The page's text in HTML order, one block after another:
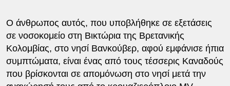
Ο άνθρωπος αυτός, που υποβλήθηκε σε εξετάσεις
σε νοσοκομείο στη Βικτώρια της Βρετανικής
Κολομβίας, στο νησί Βανκούβερ, αφού εμφάνισε ήπια
συμπτώματα, είναι ένας από τους τέσσερις Καναδούς
που βρίσκονται σε απομόνωση στο νησί μετά την